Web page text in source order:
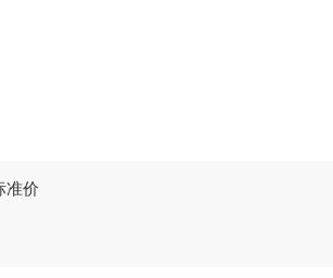
准价